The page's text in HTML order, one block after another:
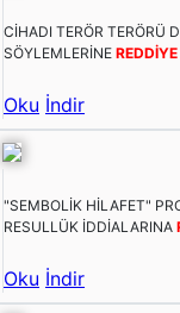
CİHADI TERÖR TERÖRÜ
SÖYLEMLERİNE REDDİYE
Oku İndir
"SEMBOLİK HİLAFET"
RESULLÜK İDDİALARINA
Oku İndir